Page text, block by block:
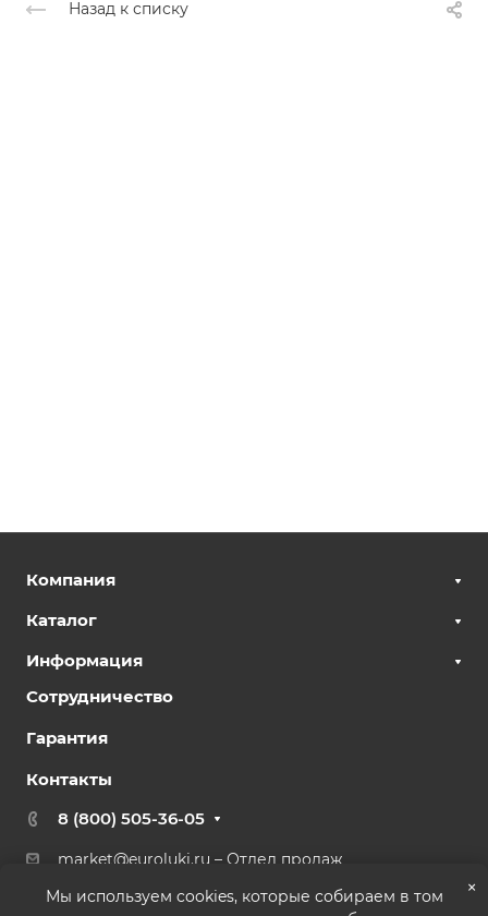
Назад к списку
Компания
Каталог
Информация
Сотрудничество
Гарантия
Контакты
8 (800) 505-36-05
market@euroluki.ru – Отдел продаж
×
Мы используем cookies, которые собираем в том